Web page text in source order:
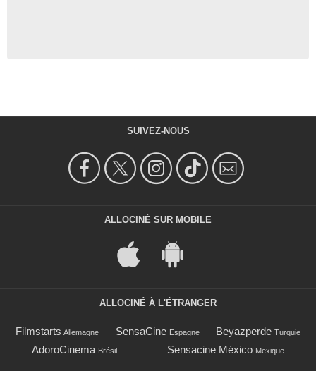
SUIVEZ-NOUS
ALLOCINÉ SUR MOBILE
ALLOCINÉ À L'ÉTRANGER
Filmstarts Allemagne SensaCine Espagne Beyazperde Turquie
AdoroCinema Brésil Sensacine México Mexique